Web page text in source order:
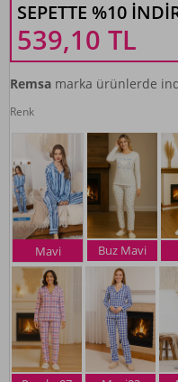
SEPETTE %10
539,10 TL
Remsa marka ürünlerde
Renk
Mavi Buz Mavi